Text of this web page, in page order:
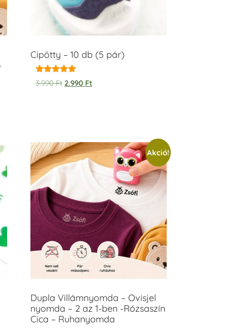
Cipötty – 10 db (5 pár)
Értékelés:
5.00
3.990Ft 2.990 Ft
Akció!
Dupla Villámnyomda – Ovisjel
nyomda – 2 az 1-ben -Rózsaszín
Cica – Ruhanyomda